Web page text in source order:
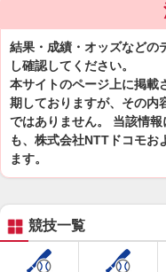
結果・成績・オッズなどの
し確認してください。
本サイトのページ上に掲載
期しておりますが、その内
ではありません。 当該情
も、株式会社NTTドコモお
ます。
競技一覧